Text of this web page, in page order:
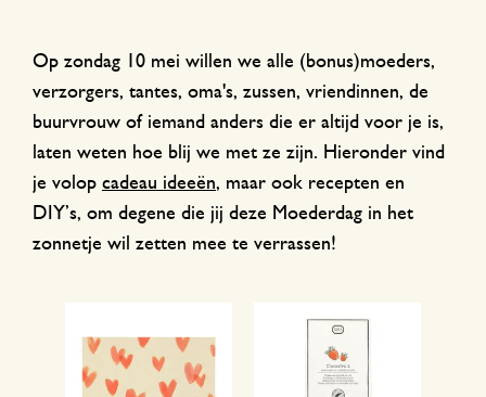
Op zondag 10 mei willen we alle (bonus)moeders,
verzorgers, tantes, oma's, zussen, vriendinnen, de
buurvrouw of iemand anders die er altijd voor je is,
laten weten hoe blij we met ze zijn. Hieronder vind
je volop cadeau ideeën, maar ook recepten en
DIY’s, om degene die jij deze Moederdag in het
zonnetje wil zetten mee te verrassen!